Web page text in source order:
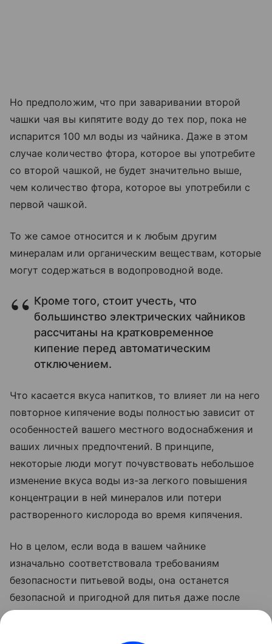
Но предположим, что при заваривании второй
чашки чая вы кипятите воду до тех пор, пока не
испарится 100 мл воды из чайника. Даже в этом
случае количество фтора, которое вы употребите
со второй чашкой, не будет значительно выше,
чем количество фтора, которое вы употребили с
первой чашкой.
То же самое относится и к любым другим
минералам или органическим веществам, которые
могут содержаться в водопроводной воде.
Кроме того, стоит учесть, что
большинство электрических чайников
рассчитаны на кратковременное
кипение перед автоматическим
отключением.
Что касается вкуса напитков, то влияет ли на него
повторное кипячение воды полностью зависит от
особенностей вашего местного водоснабжения и
ваших личных предпочтений. В принципе,
некоторые люди могут почувствовать небольшое
изменение вкуса воды из-за легкого повышения
концентрации в ней минералов или потери
растворенного кислорода во время кипячения.
Но в целом, если вода в вашем чайнике
изначально соответствовала требованиям
безопасности питьевой воды, она останется
безопасной и пригодной для питья даже после
многократного кипячения.